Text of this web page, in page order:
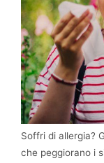
Soffri di allergia?
che peggiorano i